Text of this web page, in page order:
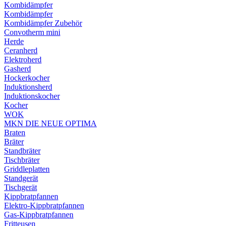
Kombidämpfer
Kombidämpfer
Kombidämpfer Zubehör
Convotherm mini
Herde
Ceranherd
Elektroherd
Gasherd
Hockerkocher
Induktionsherd
Induktionskocher
Kocher
WOK
MKN DIE NEUE OPTIMA
Braten
Bräter
Standbräter
Tischbräter
Griddleplatten
Standgerät
Tischgerät
Kippbratpfannen
Elektro-Kippbratpfannen
Gas-Kippbratpfannen
Fritteusen